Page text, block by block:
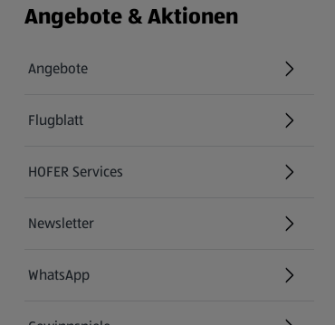
Angebote & Aktionen
Angebote
Flugblatt
HOFER Services
Newsletter
WhatsApp